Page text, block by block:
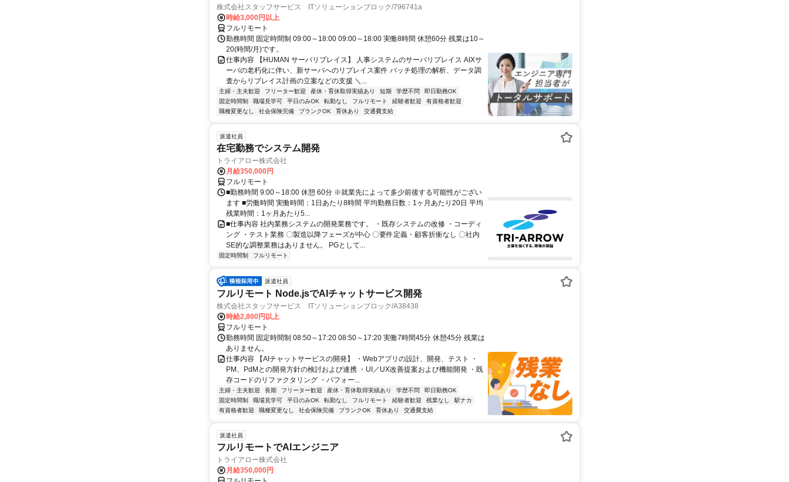
株式会社スタッフサービス ITソリューションブロック/796741a
時給3,000円以上
フルリモート
勤務時間 固定時間制 09:00～18:00 09:00～18:00 実働8時間 休憩60分 残業は10～
20(時間/月)です。
仕事内容 【HUMAN サーバリプレイス】 人事システムのサーバリプレイス AIXサ
ーバの老朽化に伴い、新サーバへのリプレイス案件 バッチ処理の解析、データ調
査からリプレイス計画の立案などの支援 ＼...
主婦・主夫歓迎 フリーター歓迎 産休・育休取得実績あり 短期 学歴不問
即日勤務OK
固定時間制
職場見学可 平日のみOK 転勤なし フルリモート 経験者歓迎
有資格者歓迎
職種変更なし
社会保険完備 ブランクOK 育休あり 交通費支給
派遣社員
在宅勤務でシステム開発
トライアロー株式会社
月給350,000円
フルリモート
■勤務時間 9:00～18:00 休憩 60分 ※就業先によって多少前後する可能性がござい
ます ■労働時間 実働時間：1日あたり8時間 平均勤務日数：1ヶ月あたり20日 平均
残業時間：1ヶ月あたり5...
■仕事内容 社内業務システムの開発業務です。 ・既存システムの改修 ・コーディ
ング ・テスト業務 〇製造以降フェーズが中心 〇要件定義・顧客折衝なし 〇社内
SE的な調整業務はありません。 PGとして...
固定時間制 フルリモート
派遣社員
フルリモート Node.jsでAIチャットサービス開発
株式会社スタッフサービス ITソリューションブロック/A38438
時給2,800円以上
フルリモート
勤務時間 固定時間制 08:50～17:20 08:50～17:20 実働7時間45分 休憩45分 残業は
ありません。
仕事内容 【AIチャットサービスの開発】 ・Webアプリの設計、開発、テスト ・
PM、PdMとの開発方針の検討および連携 ・UI／UX改善提案および機能開発 ・既
存コードのリファクタリング ・パフォー...
主婦・主夫歓迎 長期 フリーター歓迎 産休・育休取得実績あり 学歴不問
即日勤務OK
固定時間制
職場見学可 平日のみOK 転勤なし フルリモート 経験者歓迎 残業なし
駅ナカ
有資格者歓迎
職種変更なし 社会保険完備 ブランクOK 育休あり 交通費支給
派遣社員
フルリモートでAIエンジニア
トライアロー株式会社
月給350,000円